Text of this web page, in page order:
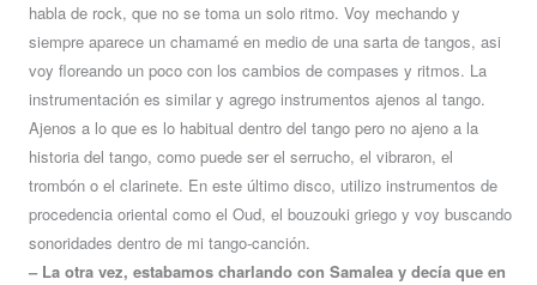
habla de rock, que no se toma un solo ritmo. Voy mechando y
siempre aparece un chamamé en medio de una sarta de tangos, asi
voy floreando un poco con los cambios de compases y ritmos. La
instrumentación es similar y agrego instrumentos ajenos al tango.
Ajenos a lo que es lo habitual dentro del tango pero no ajeno a la
historia del tango, como puede ser el serrucho, el vibraron, el
trombón o el clarinete. En este último disco, utilizo instrumentos de
procedencia oriental como el Oud, el bouzouki griego y voy buscando
sonoridades dentro de mi tango-canción.
– La otra vez, estabamos charlando con Samalea y decía que en